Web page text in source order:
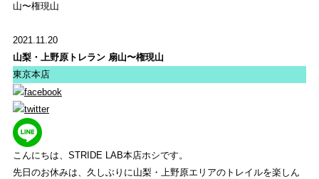
ONLINE SHOP
オンライン ショップ
EVENT
イベント
REVIEW
商品レビュー
山〜権現山
2021.11.20
山梨・上野原トレラン 扇山〜権現山
東京本店
こんにちは、STRIDE LAB本店ホシです。
先日のお休みは、久しぶりに山梨・上野原エリアのトレイルを楽しん